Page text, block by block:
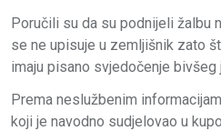
Poručili su da su podnijeli žalbu
se ne upisuje u zemljišnik zato
imaju pisano svjedočenje bivšeg
Prema neslužbenim
koji je navodno sudjelovao u